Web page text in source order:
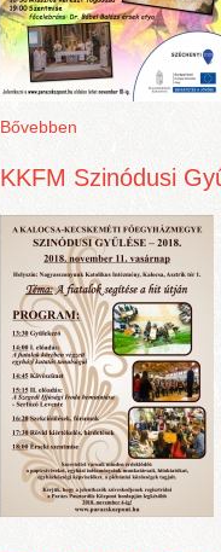
Bővebben
KKFM Szinódusi